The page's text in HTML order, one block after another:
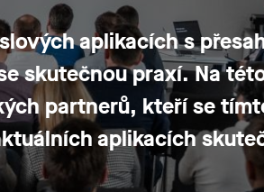
aplikacíchs
skutečnou praxí. Na
partnerů, kteří se
aplikacích